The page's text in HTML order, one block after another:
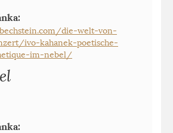
die-welt-von-
ivo-kahanek-poetische-
im-nebel/